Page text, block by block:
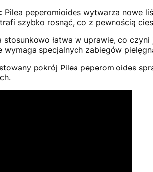
Pilea peperomioides wytwarza nowe
szybko rosnąć, co z pewnością
stosunkowo łatwa w uprawie, co
specjalnych zabiegów
pokrój Pilea peperomioides